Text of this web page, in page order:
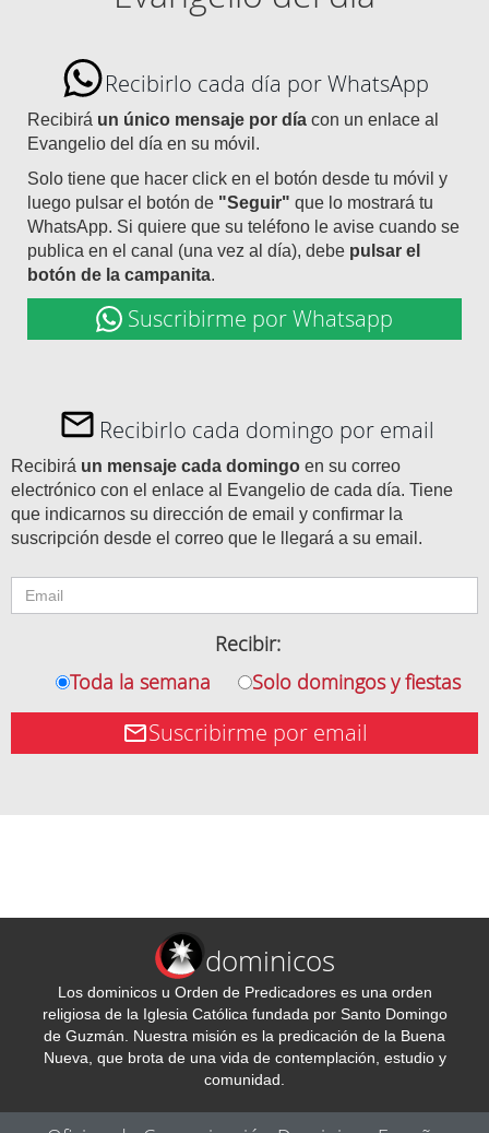
Recibirlo cada día por WhatsApp
Recibirá un único mensaje por día con un enlace al
Evangelio del día en su móvil.
Solo tiene que hacer click en el botón desde tu móvil y
luego pulsar el botón de "Seguir" que lo mostrará tu
WhatsApp. Si quiere que su teléfono le avise cuando se
publica en el canal (una vez al día), debe pulsar el
botón de la campanita.
Suscribirme por Whatsapp
Recibirlo cada domingo por email
Recibirá un mensaje cada domingo en su correo
electrónico con el enlace al Evangelio de cada día. Tiene
que indicarnos su dirección de email y confirmar la
suscripción desde el correo que le llegará a su email.
Recibir:
Toda la semana
Solo domingos y fiestas
Suscribirme por email
dominicos
Los dominicos u Orden de Predicadores es una orden
religiosa de la Iglesia Católica fundada por Santo Domingo
de Guzmán. Nuestra misión es la predicación de la Buena
Nueva, que brota de una vida de contemplación, estudio y
comunidad.